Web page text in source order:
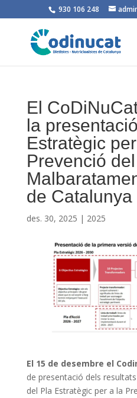
930 106 248
El
la
Estratègic
Prevenció del
de Catalunya
des. 30, 2025 | 2025
El 15 de desembre el
de presentació dels
del Pla Estratègic per a la